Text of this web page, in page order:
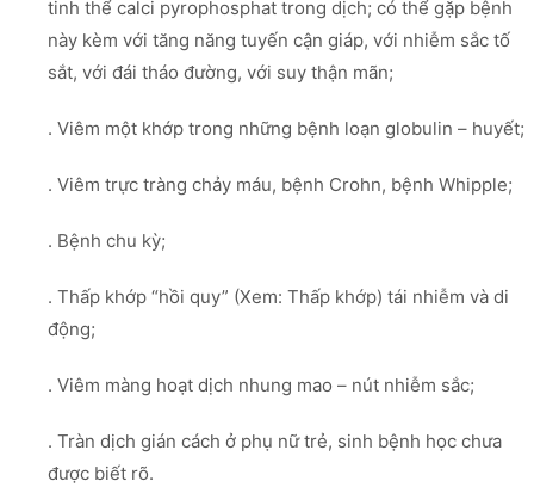
tinh thể calci pyrophosphat trong dịch; có thể gặp bệnh
này kèm với tăng năng tuyến cận giáp, với nhiễm sắc tố
sắt, với đái tháo đường, với suy thận mãn;
. Viêm một khớp trong những bệnh loạn globulin – huyết;
. Viêm trực tràng chảy máu, bệnh Crohn, bệnh Whipple;
. Bệnh chu kỳ;
. Thấp khớp “hồi quy” (Xem: Thấp khớp) tái nhiễm và di
động;
. Viêm màng hoạt dịch nhung mao – nút nhiễm sắc;
. Tràn dịch gián cách ở phụ nữ trẻ, sinh bệnh học chưa
được biết rõ.